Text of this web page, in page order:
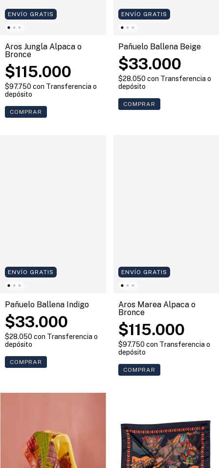
ENVÍO GRATIS
Aros Jungla Alpaca o
Bronce
$115.000
$97.750 con Transferencia o
depósito
COMPRAR
ENVÍO GRATIS
Pañuelo Ballena Beige
$33.000
$28.050 con Transferencia o
depósito
COMPRAR
ENVÍO GRATIS
Pañuelo Ballena Índigo
$33.000
$28.050 con Transferencia o
depósito
COMPRAR
ENVÍO GRATIS
Aros Marea Alpaca o
Bronce
$115.000
$97.750 con Transferencia o
depósito
COMPRAR